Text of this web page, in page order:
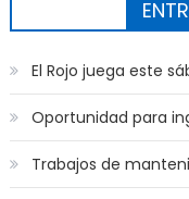
El Rojo juega este
Oportunidad para
Trabajos de